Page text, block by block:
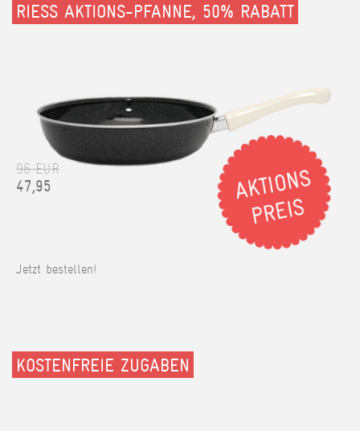
RIESS AKTIONS-PFANNE, 50% RABATT
96 EUR
47,95
Jetzt bestellen!
KOSTENFREIE ZUGABEN